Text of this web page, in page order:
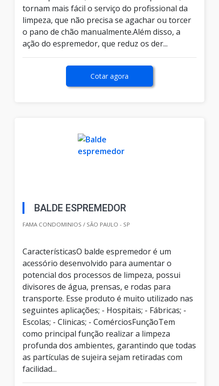
tornam mais fácil o serviço do profissional da
limpeza, que não precisa se agachar ou torcer
o pano de chão manualmente.Além disso, a
ação do espremedor, que reduz os der...
Cotar agora
BALDE ESPREMEDOR
FAMA CONDOMINIOS / SÃO PAULO - SP
CaracterísticasO balde espremedor é um
acessório desenvolvido para aumentar o
potencial dos processos de limpeza, possui
divisores de água, prensas, e rodas para
transporte. Esse produto é muito utilizado nas
seguintes aplicações; - Hospitais; - Fábricas; -
Escolas; - Clinicas; - ComérciosFunçãoTem
como principal função realizar a limpeza
profunda dos ambientes, garantindo que todas
as partículas de sujeira sejam retiradas com
facilidad...